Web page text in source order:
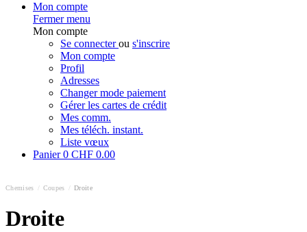
Mon compte
Fermer menu
Mon compte
Se connecterou s'inscrire
Mon compte
Profil
Adresses
Changer mode paiement
Gérer les cartes de crédit
Mes comm.
Mes téléch. instant.
Liste vœux
Panier0 CHF 0.00
Chemises Coupes Droite
Droite